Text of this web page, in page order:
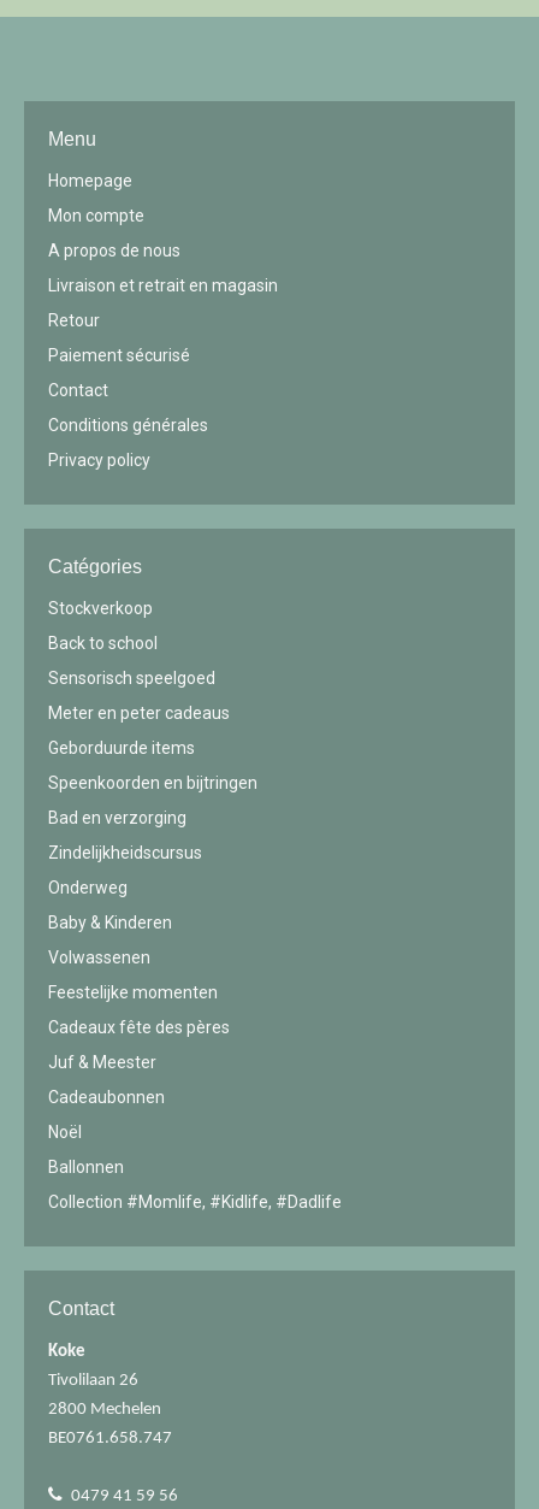
Menu
Homepage
Mon compte
A propos de nous
Livraison et retrait en magasin
Retour
Paiement sécurisé
Contact
Conditions générales
Privacy policy
Catégories
Stockverkoop
Back to school
Sensorisch speelgoed
Meter en peter cadeaus
Geborduurde items
Speenkoorden en bijtringen
Bad en verzorging
Zindelijkheidscursus
Onderweg
Baby & Kinderen
Volwassenen
Feestelijke momenten
Cadeaux fête des pères
Juf & Meester
Cadeaubonnen
Noël
Ballonnen
Collection #Momlife, #Kidlife, #Dadlife
Contact
Koke
Tivolilaan 26
2800 Mechelen
BE0761.658.747
0479 41 59 56